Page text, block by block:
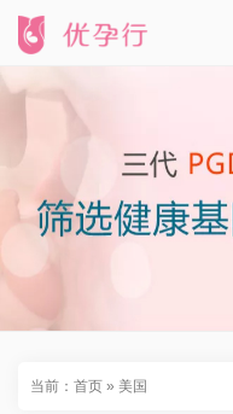
当前： 首页 » 美国